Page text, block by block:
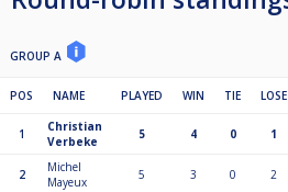
- Training
GROUP A
POS NAME PLAYED WIN TIE LOSE
1
Christian
Verbeke
5 4 0 1
2
Michel
Mayeux
5 3 0 2